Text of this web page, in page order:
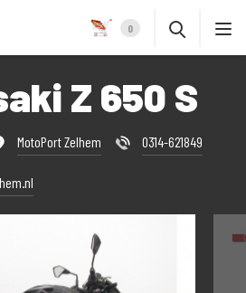
0
Z 650 S
MotoPort Zelhem 0314-621849